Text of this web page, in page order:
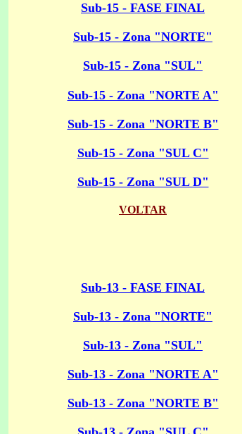
Sub-15 - FASE FINAL
Sub-15 - Zona "NORTE"
Sub-15 - Zona "SUL"
Sub-15 - Zona "NORTE A"
Sub-15 - Zona "NORTE B"
Sub-15 - Zona "SUL C"
Sub-15 - Zona "SUL D"
VOLTAR
Sub-13 - FASE FINAL
Sub-13 - Zona "NORTE"
Sub-13 - Zona "SUL"
Sub-13 - Zona "NORTE A"
Sub-13 - Zona "NORTE B"